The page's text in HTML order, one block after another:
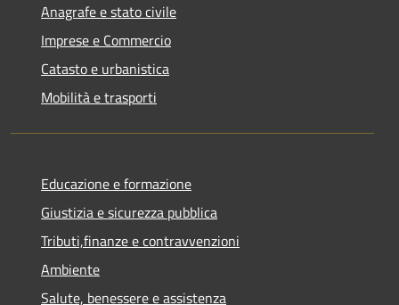
Anagrafe e stato civile
Imprese e Commercio
Catasto e urbanistica
Mobilità e trasporti
Educazione e formazione
Giustizia e sicurezza pubblica
Tributi,finanze e contravvenzioni
Ambiente
Salute, benessere e assistenza